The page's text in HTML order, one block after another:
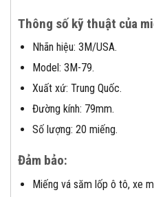
Thông số kỹ thuật của
Nhãn hiệu: 3M/USA.
Model: 3M-79.
Xuất xứ: Trung Quốc.
Đường kính: 79mm.
Số lượng: 20 miếng.
Đảm bảo:
Miếng vá săm lốp ô tô, xe